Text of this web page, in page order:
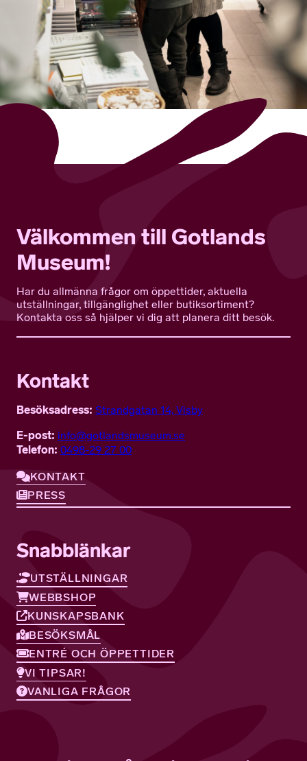
Välkommen till Gotlands
Museum!
Har du allmänna frågor om öppettider, aktuella
utställningar, tillgänglighet eller butiksortiment?
Kontakta oss så hjälper vi dig att planera ditt besök.
Kontakt
Besöksadress: Strandgatan 14, Visby
E-post: info@gotlandsmuseum.se
Telefon: 0498-29 27 00
KONTAKT
PRESS
Snabblänkar
UTSTÄLLNINGAR
WEBBSHOP
KUNSKAPSBANK
BESÖKSMÅL
ENTRÉ OCH ÖPPETTIDER
VI TIPSAR!
VANLIGA FRÅGOR